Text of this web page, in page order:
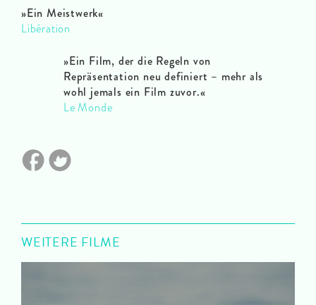
»Ein Meistwerk«
Libération
»Ein Film, der die Regeln von
Repräsentation neu definiert – mehr als
wohl jemals ein Film zuvor.«
Le Monde
WEITERE FILME